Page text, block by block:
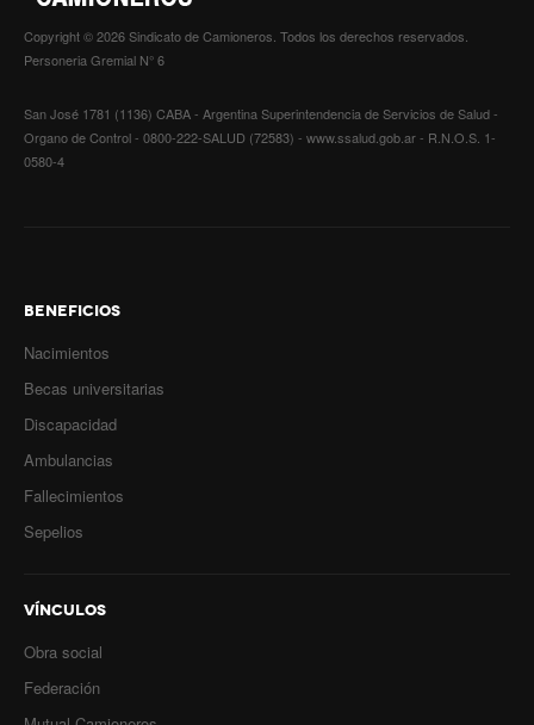
Copyright © 2026 Sindicato de Camioneros. Todos los derechos reservados.
Personeria Gremial N° 6
San José 1781 (1136) CABA - Argentina Superintendencia de Servicios de Salud -
Organo de Control - 0800-222-SALUD (72583) - www.ssalud.gob.ar - R.N.O.S. 1-
0580-4
BENEFICIOS
Nacimientos
Becas universitarias
Discapacidad
Ambulancias
Fallecimientos
Sepelios
VÍNCULOS
Obra social
Federación